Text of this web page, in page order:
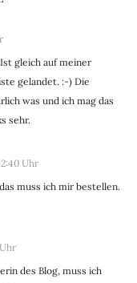
gleich auf meiner
gelandet. :-) Die
was und ich mag das
sehr.
Uhr
muss ich mir bestellen.
des Blog, muss ich